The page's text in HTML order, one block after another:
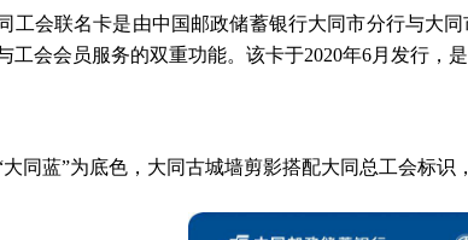
工会联名卡是由中国邮政储蓄银行大同市分行与大
工会会员服务的双重功能。该卡于2020年6月发行，
大同蓝”为底色，大同古城墙剪影搭配大同总工会标识